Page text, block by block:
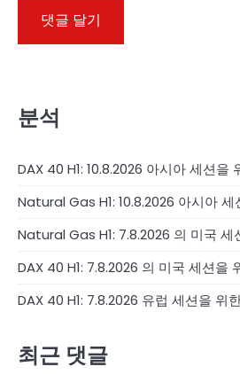
분석
DAX 40 H1: 10.8.2026 아시아 세션을
Natural Gas H1: 10.8.2026 아시아 세
Natural Gas H1: 7.8.2026 의 미국 세
DAX 40 H1: 7.8.2026 의 미국 세션을
DAX 40 H1: 7.8.2026 유럽 세션을 위
최근 댓글